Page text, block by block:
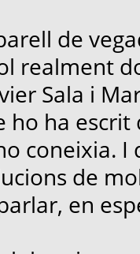
de
realment
Sala i
ho ha
coneixia.
de
en